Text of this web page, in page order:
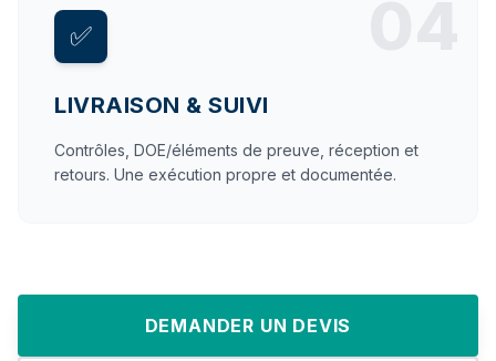
✅
LIVRAISON & SUIVI
Contrôles, DOE/éléments de preuve, réception et
retours. Une exécution propre et documentée.
DEMANDER UN DEVIS